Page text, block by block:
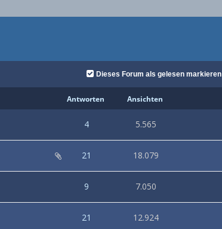
Dieses Forum als gelesen markieren
Antworten Ansichten
4 5.565
21 18.079
9 7.050
21 12.924